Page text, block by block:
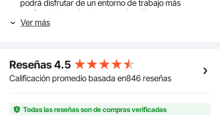
podrá disfrutar de un entorno de trabajo más
confortable y evitar la contaminación externa.
Construcción robusta y duradera: Fabricada con tela
arañazos excepcionales, lo que la hace ideal para un
uso prolongado y una manipulación frecuente. La
puerta pequeña y las ventanas laterales son de PVC
visibilidad óptimas durante el día.
Ver más
Reseñas4.5
Calificación promedio basada en846 reseñas
Todas las reseñas son de compras verificadas